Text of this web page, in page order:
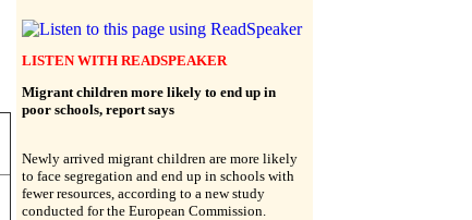
LISTEN WITH READSPEAKER
Migrant children more likely to end up in
poor schools, report says
Newly arrived migrant children are more likely
to face segregation and end up in schools with
fewer resources, according to a new study
conducted for the European Commission.